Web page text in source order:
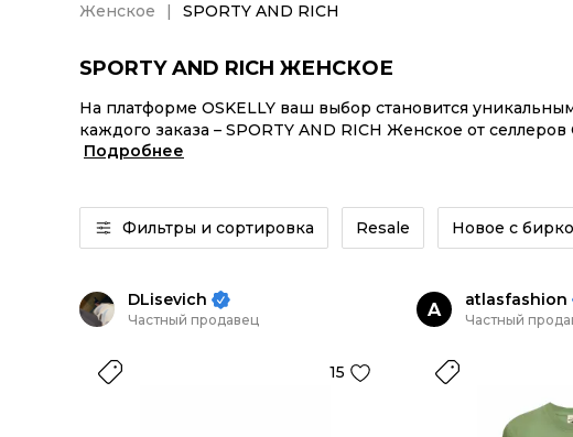
Женское SPORTY AND RICH
SPORTY AND RICH ЖЕНСКОЕ
На платформе OSKELLY ваш выбор становится
каждого заказа – SPORTY AND RICH Женское от
SPORTY AND RICH Женское из новых коллекций –
Подробнее
Фильтры и сортировка Resale Новое с
DLisevich
Частный продавец
15
A atlasfashion
Частный